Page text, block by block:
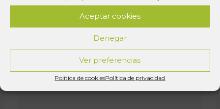
Aceptar cookies
Denegar
Ver preferencias
Política de cookiesPolítica de privacidad
Deja un comentario
Los campos obligatorios están marcados con